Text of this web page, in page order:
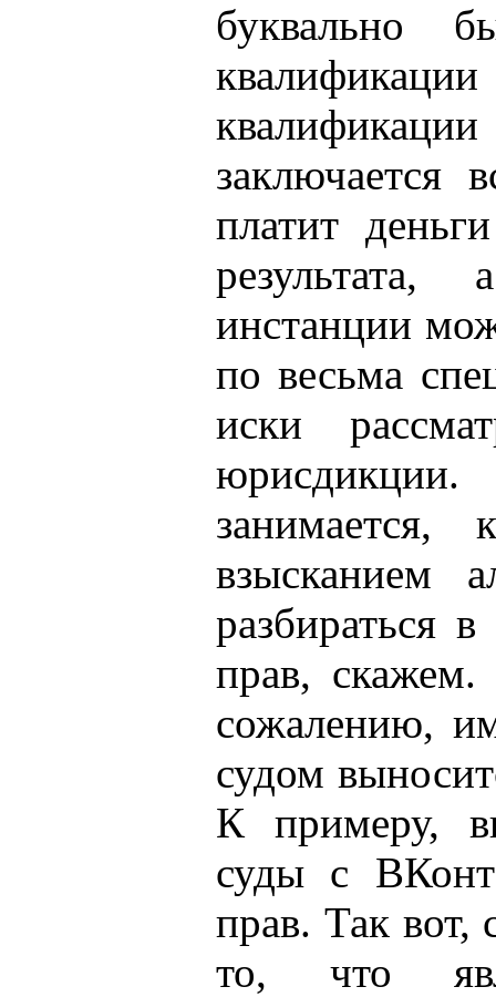
буквально
заключается
платит
инстанции
по весьма
иски
взысканием
разбираться
прав,
сожалению,
судом
К примеру,
суды с
прав. Так вот,
то, что